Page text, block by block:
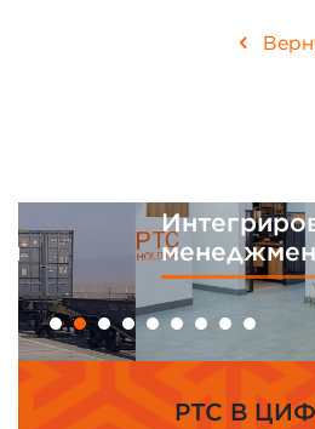
Интегрированная
менеджмента
PTC В